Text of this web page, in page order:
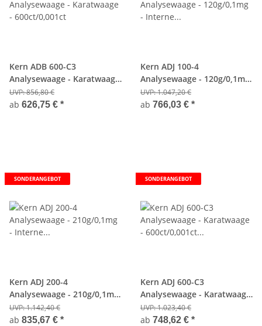
Kern ADB 600-C3
Analysewaage - Karatwaage
- 600ct/0,001ct
UVP:856,80 €
ab 626,75 € *
Kern ADJ 100-4
Analysewaage - 120g/0,1mg
- Interne Justierautomatik
UVP:1.047,20 €
ab 766,03 € *
SONDERANGEBOT
Kern ADJ 200-4
Analysewaage - 210g/0,1mg
- Interne Justierautomatik
UVP:1.142,40 €
ab 835,67 € *
SONDERANGEBOT
Kern ADJ 600-C3
Analysewaage - Karatwaage
- 600ct/0,001ct - Interne
Justierautomatik
UVP:1.023,40 €
ab 748,62 € *